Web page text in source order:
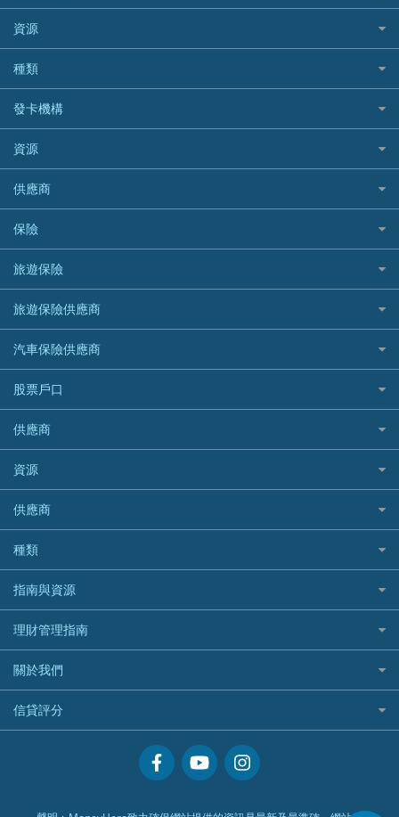
稅季/稅務貸款
網上貸款
結餘轉戶(清卡數貸款)
銀行貸款
財務公司貸款
免入息貸款
免TU貸款
急借錢
緊急貸款比較
最佳小額貸款比較
易批必批貸款
24小時貸款
最佳循環貸款
BEA 東亞銀行
BOC 中國銀行
Cashing Pro 優尚信貸
CCB(Asia) 中國建設銀行 (亞洲)
Citibank 花旗銀行
CNCBI 信銀國際
CreFIT 維信
DBS 星展銀行
DSB 大新銀行
HSBC 滙豐銀行貸款
K Cash 貸款
Mox 銀行
National Resources 中潤物業按揭
OCBC 華僑銀行
PrimeCredit 安信信貸
Promise 邦民日本財務
Rabbit Credit月兔信貸
Standard Chartered 渣打銀行
UA 亞洲聯合財務
WeLab Bank
WeLend 貸款
資源
如何申請個人貸款
如何管理個人貸款
個人貸款有用資訊
清卡數貸款教學
循環貸款教學
個人化貸款產品推介 🔥全新
債務重組一覽
供樓利息扣稅
最佳貸款app
種類
網購優惠
精選外幣網購信用卡
尊尚信用卡
公司信用卡
電子錢包信用卡
日本遊信用卡攻略
韓國遊信用卡攻略
台灣遊信用卡攻略
機場貴賓室信用卡
銀聯信用卡
高獎賞信用卡推薦
酒店信用卡
發卡機構
Citibank花旗銀行
AE美國運通
DBS星展銀行
HSBC滙豐銀行
Mox
信銀國際
大新銀行
恒生銀行
Standard Chartered渣打銀行
東亞銀行
SIM
Airwallex信用卡
資源
Black Friday優惠
淘寶付款方式
一田購物優惠日
SOGO感謝祭
HKTVmall優惠碼
交稅優惠
酒店優惠碼
機票優惠碼
供應商
八達通自動增值信用卡
保險
旅遊保險
汽車保險
家居保險
家傭保險
寵物保險
定期人壽保險
危疾保險
年金資訊
樓宇火險
旅遊保險
日本旅遊保險及資訊
泰國旅遊保險及資訊
台灣旅遊保險及資訊
韓國旅遊保險及資訊
歐洲旅遊保險及資訊
越南旅遊保險及資訊
澳洲旅遊保險及資訊
長者嘆世界
家庭親子遊
自駕遊比較
相機有得保
專為孕婦設計的最佳旅遊保險
最佳滑雪旅遊保險
最適合BB的旅遊保險
旅遊保險供應商
AXA 安盛
AIG 美亞
Allianz 安聯
Allied World 世聯
Avo
中國銀行
Bolttech 保特
Blue Cross 藍十字
中國平安
HSBC滙豐銀行
MSIG 三井住友
Prudential 保誠
QBE 昆士蘭
Starr
汽車保險供應商
大新汽車保險
中銀汽車保險
Allianz安聯汽車保險
bolttech保障汽車保險
Zurich蘇黎世汽車保險
QBE昆士蘭汽車保險
平安汽車保險
股票戶口
富途證券
IB盈透證券
老虎證券
uSMART 盈立證券
華盛証券
長橋證券
WeBull微牛證券
漲樂全球通｜華泰國際
OSL
供應商
富途牛牛好唔好？
Webull微牛證券好唔好？
Longbridge長橋證券好唔好？
老虎證券好唔好？
華盛証券好唔好？
漲樂全球通好唔好？
IB盈透證券好唔好？
盈立證券 uSMART 好唔好？
Stashaway好唔好？
資源
股票戶口開戶
證券行邊間好？
港股5隻高息ETF精選
什麼是ETF？
香港30大高息股排行
黃金ETF懶人包
最值得注意的比特幣ETF
選股策略：五步調查攻略
供應商
銀行戶口比較
尊尚銀行戶口
Citi Plus
中信銀行inMotion
Airwallex銀行
種類
定期存款
港元定存
人民幣定存
美元定存
英鎊定存
澳元定存
指南與資源
理財資訊
識慳識賺
債務管理
投資理財
置業安居
理財管理指南
常用相關詞彙
MoneyHero電子報
所有合作銀行或機構
關於我們
服務承諾
網上支援
常見問題
信貸評分